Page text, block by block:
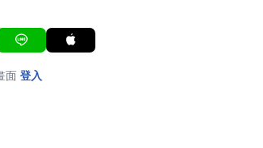
面 登入